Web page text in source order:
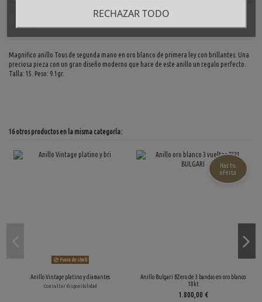
Reviews(0)
Magnifico anillo Tous de segunda mano en oro blanco de primera ley con brillantes. Una
preciosa pieza con un gran diseño moderno que hace de este anillo un regalo perfecto.
Talla: 15. Peso: 9.1gr.
16 otros productos en la misma categoría:
Fuera de stock
Anillo Vintage platino y diamantes
Consultar disponibilidad
Anillo Bulgari BZero de 3 bandas en oro blanco
18kt
1.800,00 €
Haz tu
oferta
RECHAZAR TODO